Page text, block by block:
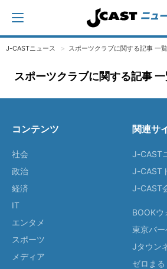
J-CASTニュース スポーツクラブに関する記事 一覧
スポーツクラブに関する記事
コンテンツ
社会
政治
経済
IT
エンタメ
スポーツ
メディア
関連サ
J-CAST
J-CAST
J-CAST
BOOKウ
東京バ
Jタウン
ゼロまる